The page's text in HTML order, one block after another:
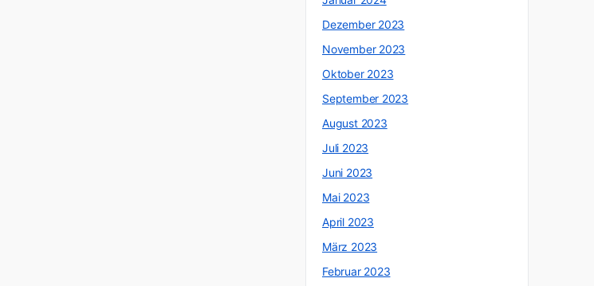
Dezember 2023
November 2023
Oktober 2023
September 2023
August 2023
Juli 2023
Juni 2023
Mai 2023
April 2023
März 2023
Februar 2023